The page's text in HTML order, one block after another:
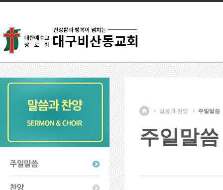
말씀과 찬양 주일말씀
주일말씀